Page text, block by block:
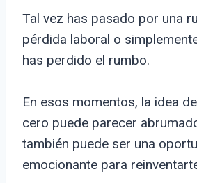
Tal vez has pasado por una
pérdida laboral o
has perdido el rumbo.
En esos momentos, la idea
cero puede parecer
también puede ser una
emocionante para